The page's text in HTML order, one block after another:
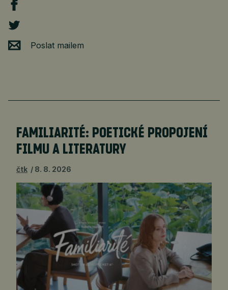
Poslat mailem
FAMILIARITÉ: POETICKÉ PROPOJENÍ
FILMU A LITERATURY
čtk 8. 8. 2026